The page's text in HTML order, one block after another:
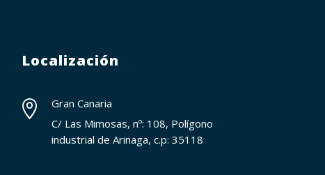
Localización

Gran Canaria
C/ Las Mimosas, nº: 108, Polígono
industrial de Arinaga, c.p: 35118